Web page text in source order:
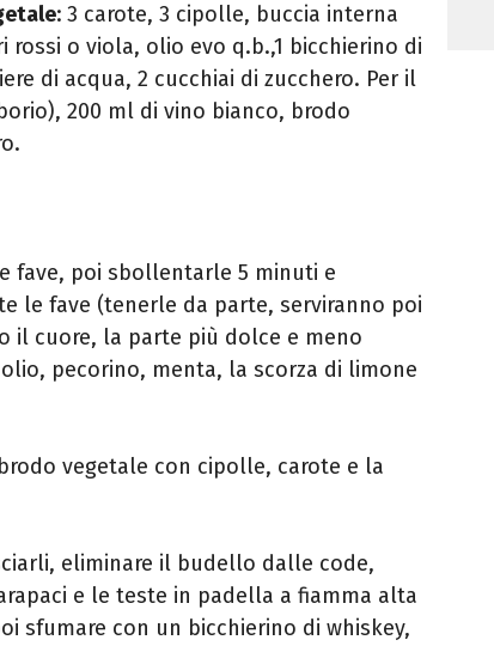
: 3 carote, 3 cipolle, buccia interna
rossi o viola, olio evo q.b.,1 bicchierino di
di acqua, 2 cucchiai di zucchero. Per il
200 ml di vino bianco, brodo
fave, poi sbollentarle 5 minuti e
le fave (tenerle da parte, serviranno poi
il cuore, la parte più dolce e meno
pecorino, menta, la scorza di limone
vegetale con cipolle, carote e la
eliminare il budello dalle code,
e le teste in padella a fiamma alta
sfumare con un bicchierino di whiskey,